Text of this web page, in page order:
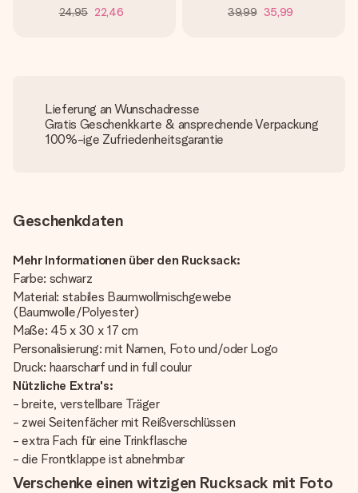
24,95 22,46 39,99 35,99
Lieferung an Wunschadresse
Gratis Geschenkkarte & ansprechende Verpackung
100%-ige Zufriedenheitsgarantie
Geschenkdaten
Mehr Informationen über den Rucksack:
Farbe: schwarz
Material: stabiles Baumwollmischgewebe
(Baumwolle/Polyester)
Maße: 45 x 30 x 17 cm
Personalisierung: mit Namen, Foto und/oder Logo
Druck: haarscharf und in full coulur
Nützliche Extra's:
- breite, verstellbare Träger
- zwei Seitenfächer mit Reißverschlüssen
- extra Fach für eine Trinkflasche
- die Frontklappe ist abnehmbar
Verschenke einen witzigen Rucksack mit Foto